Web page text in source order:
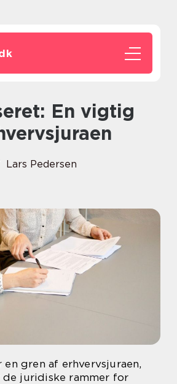
Lars Pedersen
gren af erhvervsjuraen,
de juridiske rammer for